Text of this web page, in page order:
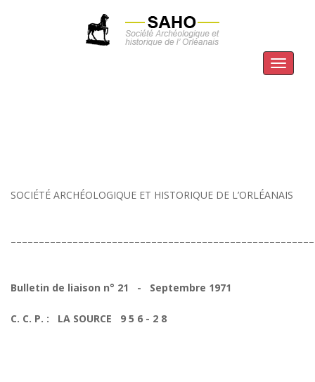
Menu
SOCIÉTÉ ARCHÉOLOGIQUE ET HISTORIQUE DE L’ORLÉANAIS
Bulletin de liaison n° 21 - Septembre 1971
C. C. P. : LA SOURCE 9 5 6 - 2 8